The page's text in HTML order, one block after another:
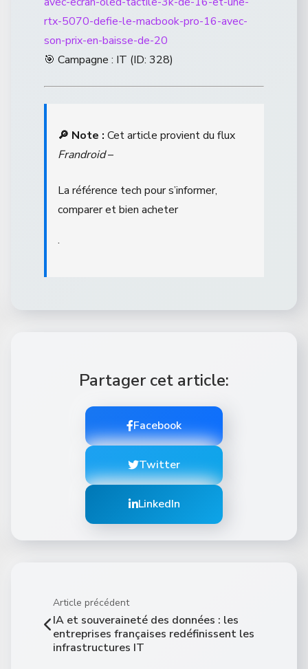
rtx-5070-defie-le-macbook-pro-16-avec-
son-prix-en-baisse-de-20
🎯 Campagne : IT (ID: 328)
🔎 Note : Cet article provient du flux
Frandroid–
La référence tech pour s’informer,
comparer et bien acheter
.
Partager cet article:
Facebook
Twitter
LinkedIn
Article précédent
IA et souveraineté des données : les
entreprises françaises redéfinissent les
infrastructures IT